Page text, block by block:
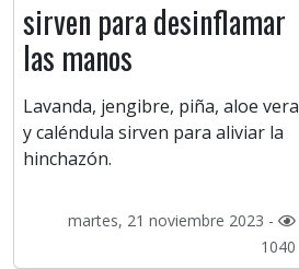
sirven para desinflamar
las manos
Lavanda, jengibre, piña, aloe vera
y caléndula sirven para aliviar la
hinchazón.
martes, 21 noviembre 2023 -
1040